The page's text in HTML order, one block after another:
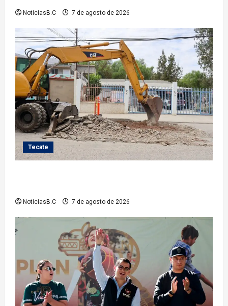
NoticiasB.C 7 de agosto de 2026
Tecate
NoticiasB.C 7 de agosto de 2026